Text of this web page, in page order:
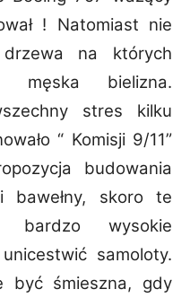
! Natomiast nie
na których
męska bielizna.
stres kilku
“ Komisji 9/11”
budowania
bawełny, skoro te
bardzo wysokie
samoloty.
być śmieszna, gdy